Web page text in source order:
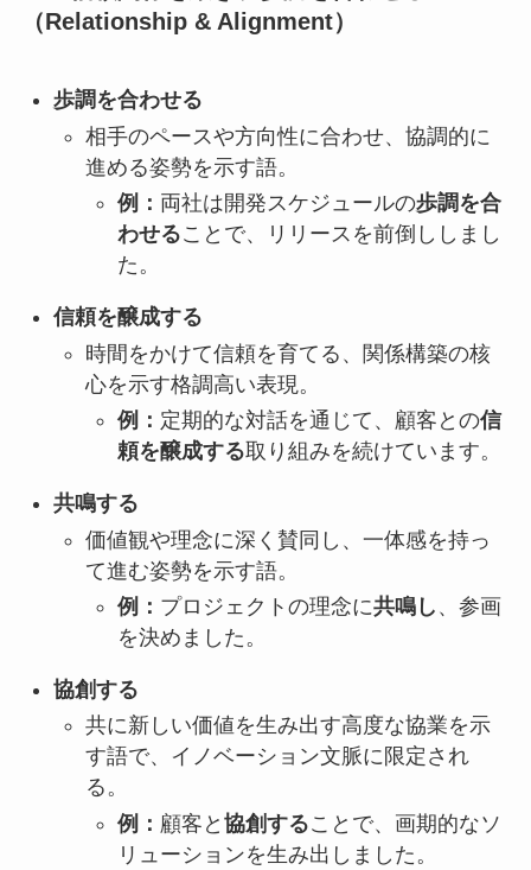
（Relationship & Alignment）
歩調を合わせる
相手のペースや方向性に合わせ、協調的に
進める姿勢を示す語。
例： 両社は開発スケジュールの歩調を合
わせることで、リリースを前倒ししまし
た。
信頼を醸成する
時間をかけて信頼を育てる、関係構築の核
心を示す格調高い表現。
例： 定期的な対話を通じて、顧客との信
頼を醸成する取り組みを続けています。
共鳴する
価値観や理念に深く賛同し、一体感を持っ
て進む姿勢を示す語。
例： プロジェクトの理念に共鳴し 、参画
を決めました。
協創する
共に新しい価値を生み出す高度な協業を示
す語で、イノベーション文脈に限定され
る。
例： 顧客と 協創することで、画期的なソ
リューションを生み出しました。